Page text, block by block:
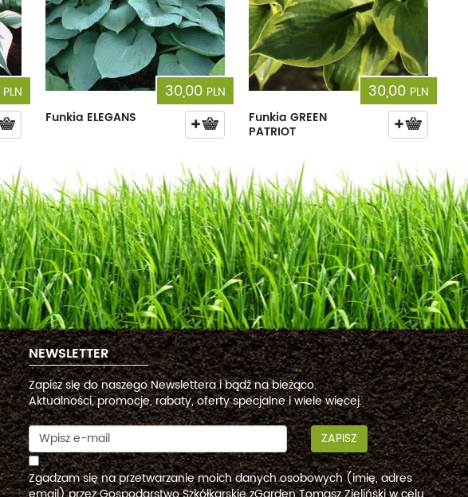
PLN
30,00 PLN
Funkia ELEGANS
30,00 PLN
Funkia GREEN
PATRIOT
NEWSLETTER
Zapisz się do naszego Newslettera i bądź na bieżąco.
Aktualności, promocje, rabaty, oferty specjalne i wiele więcej.
ZAPISZ
Zgadzam się na przetwarzanie moich danych osobowych (imię, adres